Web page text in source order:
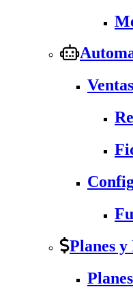
Ventas
Planes y
Planes